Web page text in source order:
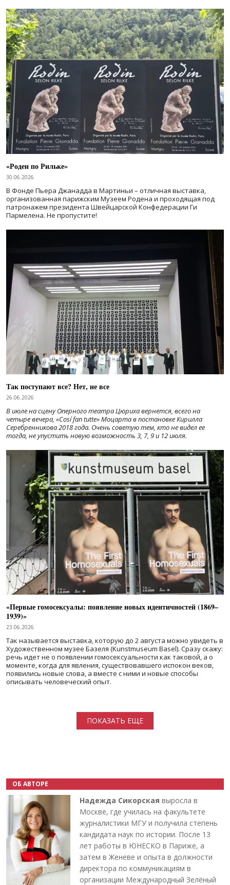
«Роден по Рильке»
30.06.2026
В Фонде Пьера Джанадда в Мартиньи – отличная выставка,
организованная парижским Музеем Родена и проходящая под
патронажем президента Швейцарской Конфедерации Ги
Пармелена. Не пропустите!
Так поступают все? Нет, не все
26.06.2026
В июле на сцену Оперного театра Цюриха вернется, всего на
четыре вечера, «Cosí fan tutte» Моцарта в постановке Кирилла
Серебренникова 2018 года. Очень советую тем, кто не видел ее
тогда, не упустить новую возможность 3, 7, 9 и 12 июля.
«Первые гомосексуалы: появление новых идентичностей (1869–
1939)»
23.06.2026
Так называется выставка, которую до 2 августа можно увидеть в
Художественном музее Базеля (Kunstmuseum Basel). Сразу скажу:
речь идет не о появлении гомосексуальности как таковой, а о
моменте, когда для явления, существовавшего испокон веков,
появились новые слова, а вместе с ними и новые способы
описывать человеческий опыт.
ПОКАЗАТЬ ЕЩЕ
ОБ АВТОРЕ
Надежда Сикорская выросла в
Москве, где училась на факультете
журналистики МГУ и получила степень
кандидата наук по истории. После 13
лет работы в ЮНЕСКО в Париже, а
затем в Женеве и опыта в должности
директора по коммуникациям в
организации Международный Зелёный